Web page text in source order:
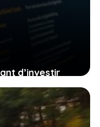
d’investir
du moteur